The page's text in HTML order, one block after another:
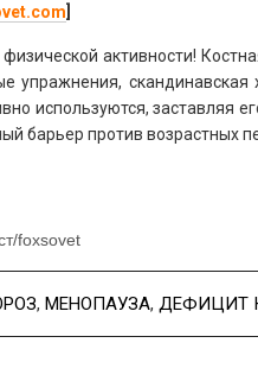
активности!
упражнения, скандинавская
используются,
барьер против возрастных
foxsovet
, МЕНОПАУЗА, ДЕФИЦИТ